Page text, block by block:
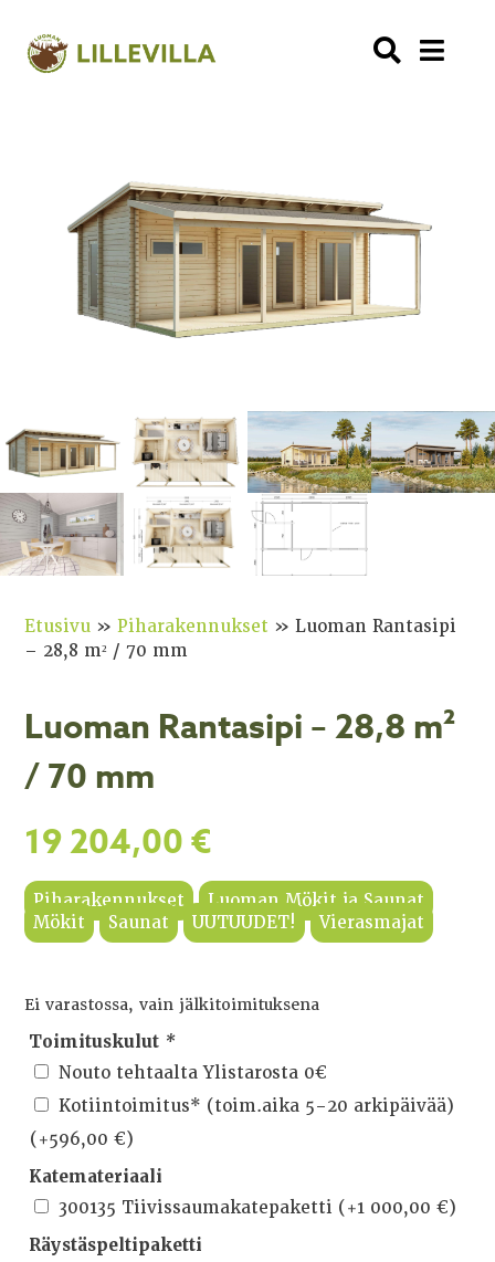
Etusivu »Piharakennukset »Luoman Rantasipi
– 28,8 m² / 70 mm
Luoman Rantasipi – 28,8 m²
/ 70 mm
19 204,00€
Piharakennukset
Luoman Mökit ja Saunat
Mökit
Saunat UUTUUDET! Vierasmajat
Ei varastossa, vain jälkitoimituksena
Toimituskulut *
Nouto tehtaalta Ylistarosta 0€
Kotiintoimitus* (toim.aika 5-20 arkipäivää)
(+596,00€)
Katemateriaali
300135 Tiivissaumakatepaketti (+1 000,00€)
Räystäspeltipaketti